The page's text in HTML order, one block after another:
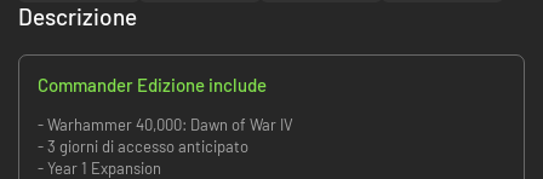
Descrizione
Commander Edizione include
- Warhammer 40,000: Dawn of War IV
- 3 giorni di accesso anticipato
- Year 1 Expansion